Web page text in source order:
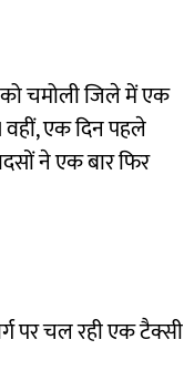
को चमोली जिले में एक
वहीं, एक दिन पहले
ने एक बार फिर
पर चल रही एक टैक्सी